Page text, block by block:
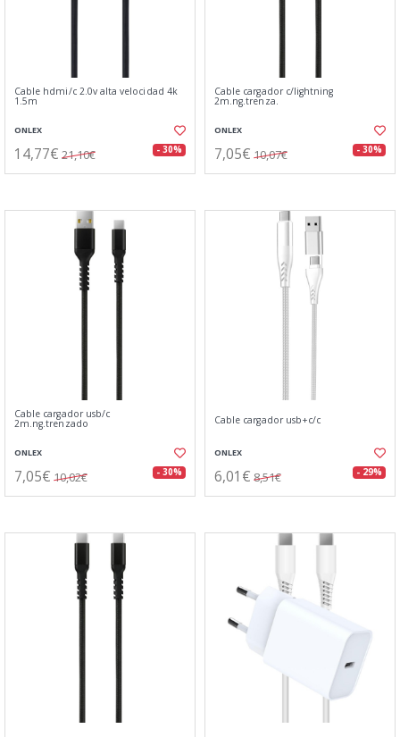
Cable hdmi/c 2.0v alta velocidad 4k
1.5m
ONLEX
14,77€ 21,10€ - 30%
Cable cargador c/lightning
2m.ng.trenza.
ONLEX
7,05€ 10,07€ - 30%
Cable cargador usb/c
2m.ng.trenzado
ONLEX
7,05€ 10,02€ - 30%
Cable cargador usb+c/c
ONLEX
6,01€ 8,51€ - 29%